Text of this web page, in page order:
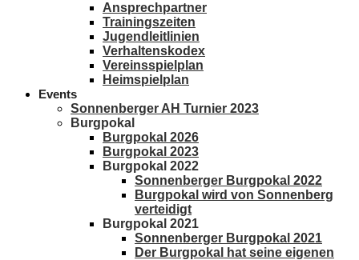
Ansprechpartner
Trainingszeiten
Jugendleitlinien
Verhaltenskodex
Vereinsspielplan
Heimspielplan
Events
Sonnenberger AH Turnier 2023
Burgpokal
Burgpokal 2026
Burgpokal 2023
Burgpokal 2022
Sonnenberger Burgpokal 2022
Burgpokal wird von Sonnenberg
verteidigt
Burgpokal 2021
Sonnenberger Burgpokal 2021
Der Burgpokal hat seine eigenen